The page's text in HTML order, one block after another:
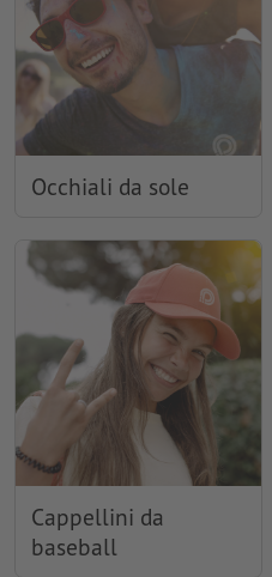
Occhiali da sole
Cappellini da
baseball